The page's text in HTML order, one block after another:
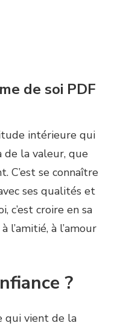
de soi PDF
intérieure qui
de la valeur, que
C’est se connaître
ses qualités et
c’est croire en sa
l’amitié, à l’amour
?
qui vient de la